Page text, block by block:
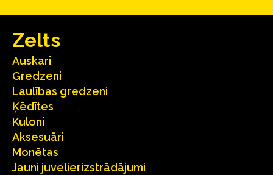
Zelts
Auskari
Gredzeni
Laulības gredzeni
Ķēdītes
Kuloni
Aksesuāri
Monētas
Jauni juvelierizstrādājumi